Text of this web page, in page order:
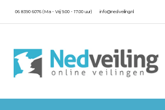
06 8390 6076 (Ma - Vrij 9.00 - 17.00 uur) info@nedveiling.nl